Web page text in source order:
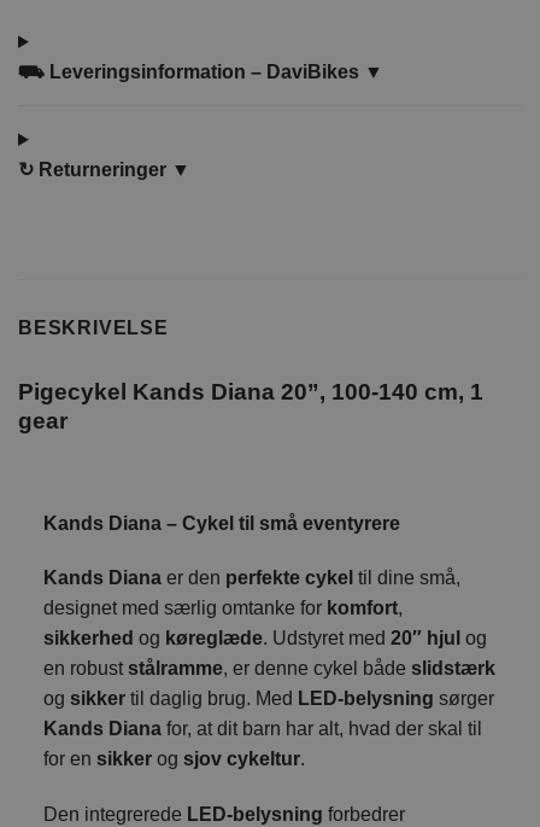
⛟ Leveringsinformation – DaviBikes ▼
↻ Returneringer ▼
BESKRIVELSE
Pigecykel Kands Diana 20”, 100-140 cm, 1
gear
Kands Diana – Cykel til små eventyrere
Kands Dianaer den perfekte cykel til dine små,
designet med særlig omtanke for komfort,
sikkerhed og køreglæde. Udstyret med 20″ hjul og
en robuststålramme, er denne cykel både slidstærk
og sikkertil daglig brug. Med LED-belysning sørger
Kands Dianafor, at dit barn har alt, hvad der skal til
for en sikkerog sjov cykeltur.
Den integrerede LED-belysning forbedrer